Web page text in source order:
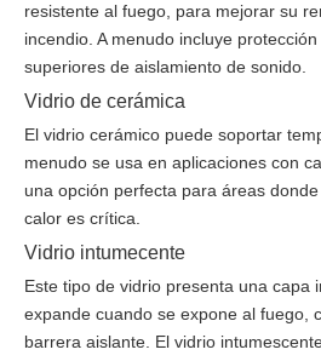
resistente al fuego, para mejorar su
incendio. A menudo incluye
superiores de aislamiento de sonido.
Vidrio de cerámica
El vidrio cerámico puede soportar
menudo se usa en aplicaciones con
una opción perfecta para áreas
calor es crítica.
Vidrio intumecente
Este tipo de vidrio presenta una capa
expande cuando se expone al fuego,
barrera aislante. El vidrio